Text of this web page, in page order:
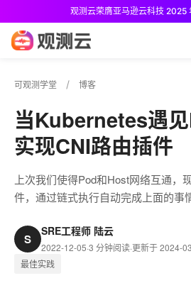
观测云荣膺亚马逊云科技 2025
可观测学堂 博客
当Kubernetes遇
实现CNI路由插件
上次我们使得Pod和Host网络互通，
件，通过链式执行自动完成上面的事
S
SRE工程师 陆云
2022-12-05·3 分钟阅读·更新于 2024-
最佳实践